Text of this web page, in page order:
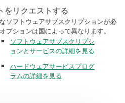
をリクエストする
ソフトウェアサブスクリプションが必
プションは国によって異なります。
ソフトウェアサブスクリプシ
ョンとサービスの詳細を見る
ハードウェアサービスプログ
ラムの詳細を見る